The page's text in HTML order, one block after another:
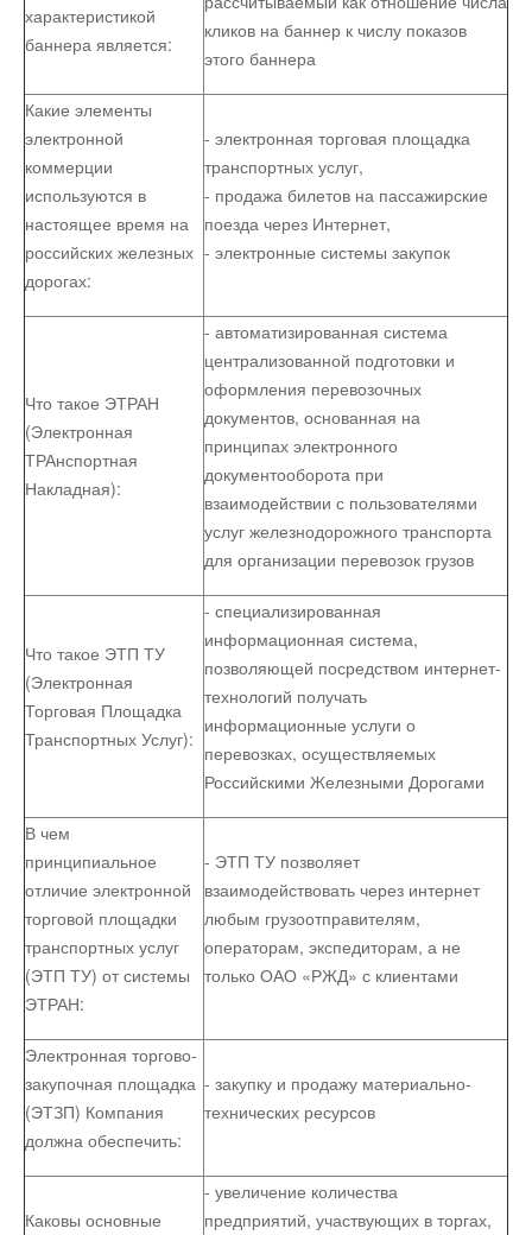
характеристикой
баннера является:
кликов на баннер к числу показов
этого баннера
Какие элементы
электронной
коммерции
используются в
настоящее время на
российских железных
дорогах:
- электронная торговая площадка
транспортных услуг,
- продажа билетов на пассажирские
поезда через Интернет,
- электронные системы закупок
Что такое ЭТРАН
(Электронная
ТРАнспортная
Накладная):
- автоматизированная система
централизованной подготовки и
оформления перевозочных
документов, основанная на
принципах электронного
документооборота при
взаимодействии с пользователями
услуг железнодорожного транспорта
для организации перевозок грузов
Что такое ЭТП ТУ
(Электронная
Торговая Площадка
Транспортных Услуг):
- специализированная
информационная система,
позволяющей посредством интернет-
технологий получать
информационные услуги о
перевозках, осуществляемых
Российскими Железными Дорогами
В чем
принципиальное
отличие электронной
торговой площадки
транспортных услуг
(ЭТП ТУ) от системы
ЭТРАН:
- ЭТП ТУ позволяет
взаимодействовать через интернет
любым грузоотправителям,
операторам, экспедиторам, а не
только ОАО «РЖД» с клиентами
Электронная торгово-
закупочная площадка
(ЭТЗП) Компания
должна обеспечить:
- закупку и продажу материально-
технических ресурсов
Каковы основные
- увеличение количества
предприятий, участвующих в торгах,